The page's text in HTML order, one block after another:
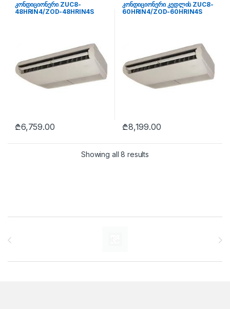
კონდიციონერი ZUC8-
48HRIN4/ZOD-48HRIN4S
₾6,759.00
კონდიციონერი კედლის ZUC8-
60HRIN4/ZOD-60HRIN4S
₾8,199.00
Showing all 8 results